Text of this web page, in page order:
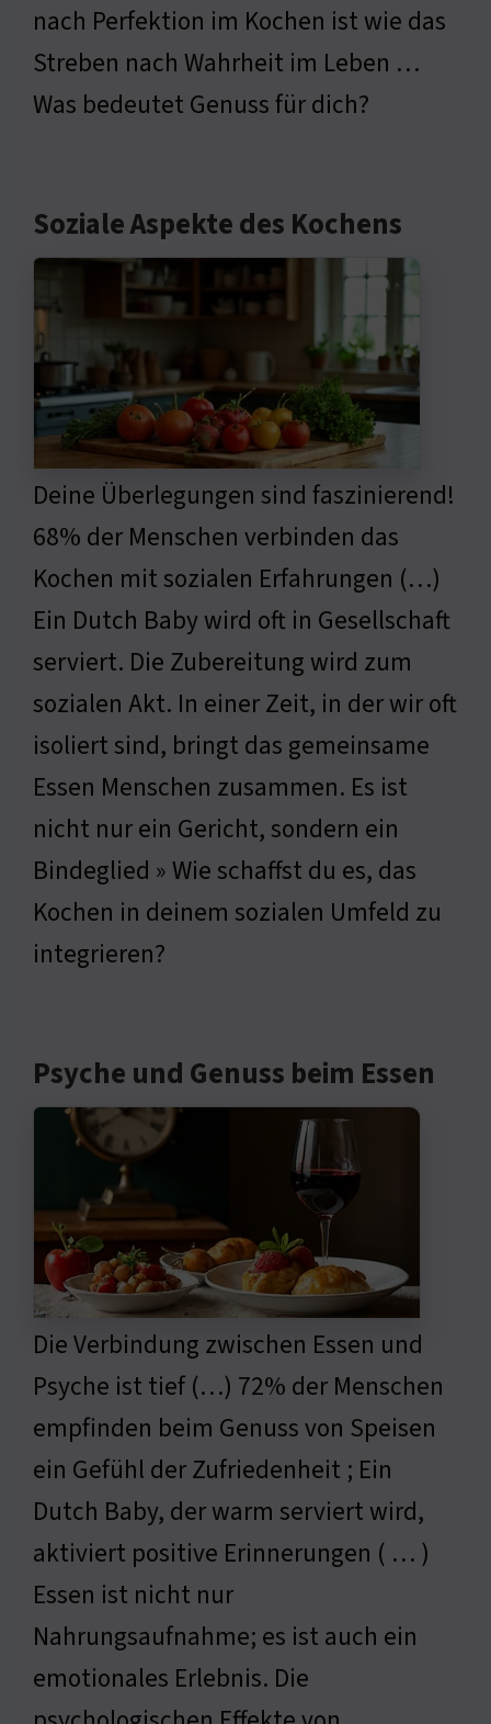
nach Perfektion im Kochen ist wie das
Streben nach Wahrheit im Leben …
Was bedeutet Genuss für dich?
Soziale Aspekte des Kochens
Deine Überlegungen sind faszinierend!
68% der Menschen verbinden das
Kochen mit sozialen Erfahrungen (…)
Ein Dutch Baby wird oft in Gesellschaft
serviert. Die Zubereitung wird zum
sozialen Akt. In einer Zeit, in der wir oft
isoliert sind, bringt das gemeinsame
Essen Menschen zusammen. Es ist
nicht nur ein Gericht, sondern ein
Bindeglied » Wie schaffst du es, das
Kochen in deinem sozialen Umfeld zu
integrieren?
Psyche und Genuss beim Essen
Die Verbindung zwischen Essen und
Psyche ist tief (…) 72% der Menschen
empfinden beim Genuss von Speisen
ein Gefühl der Zufriedenheit ; Ein
Dutch Baby, der warm serviert wird,
aktiviert positive Erinnerungen ( … )
Essen ist nicht nur
Nahrungsaufnahme; es ist auch ein
emotionales Erlebnis. Die